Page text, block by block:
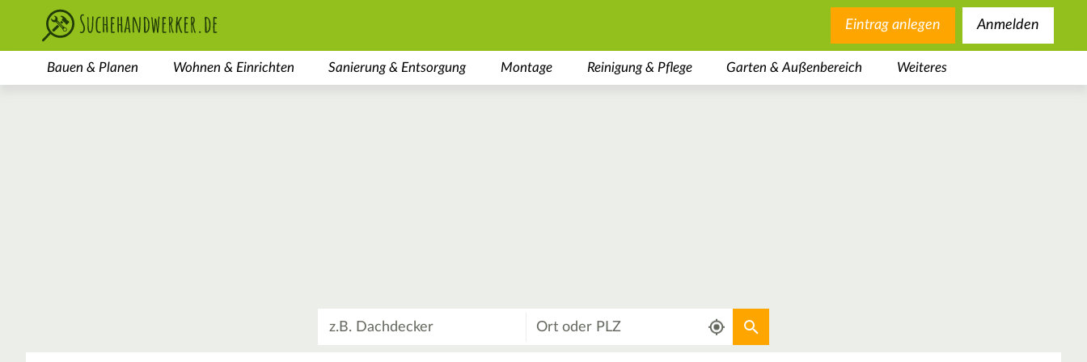
Eintrag anlegen Anmelden
Bauen & Planen Wohnen & Einrichten Sanierung & Entsorgung Montage Reinigung & Pflege Garten & Außenbereich Weiteres
Aktuellen Standort verwenden